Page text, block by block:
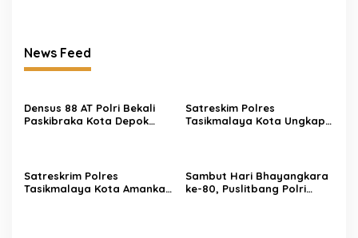
News Feed
Densus 88 AT Polri Bekali
Paskibraka Kota Depok
Satreskim Polres
Tasikmalaya Kota Ungkap
Satreskrim Polres
Tasikmalaya Kota Amankan
Sambut Hari Bhayangkara
ke-80, Puslitbang Polri